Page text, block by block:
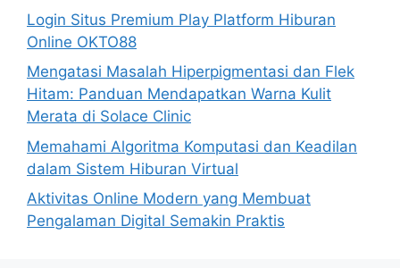
Login Situs Premium Play Platform Hiburan
Online OKTO88
Mengatasi Masalah Hiperpigmentasi dan Flek
Hitam: Panduan Mendapatkan Warna Kulit
Merata di Solace Clinic
Memahami Algoritma Komputasi dan Keadilan
dalam Sistem Hiburan Virtual
Aktivitas Online Modern yang Membuat
Pengalaman Digital Semakin Praktis